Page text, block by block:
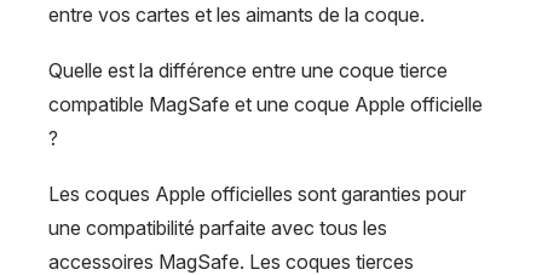
entre vos cartes et les aimants de la coque.
Quelle est la différence entre une coque tierce
compatible MagSafe et une coque Apple officielle
?
Les coques Apple officielles sont garanties pour
une compatibilité parfaite avec tous les
accessoires MagSafe. Les coques tierces